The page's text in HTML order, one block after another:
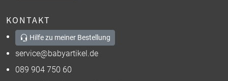
KONTAKT
Hilfe zu meiner Bestellung
service@babyartikel.de
089 904 750 60